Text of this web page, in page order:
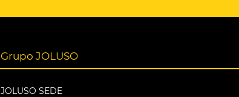
Grupo JOLUSO
JOLUSO SEDE